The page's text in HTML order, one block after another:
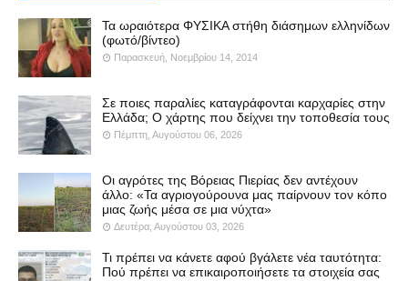
Τα ωραιότερα ΦΥΣΙΚΑ στήθη διάσημων ελληνίδων
(φωτό/βίντεο)
Παρασκευή, Νοεμβρίου 14, 2014
Σε ποιες παραλίες καταγράφονται καρχαρίες στην
Ελλάδα; Ο χάρτης που δείχνει την τοποθεσία τους
Πέμπτη, Αυγούστου 06, 2026
Οι αγρότες της Βόρειας Πιερίας δεν αντέχουν
άλλο: «Τα αγριογούρουνα μας παίρνουν τον κόπο
μιας ζωής μέσα σε μια νύχτα»
Δευτέρα, Αυγούστου 03, 2026
Τι πρέπει να κάνετε αφού βγάλετε νέα ταυτότητα:
Πού πρέπει να επικαιροποιήσετε τα στοιχεία σας